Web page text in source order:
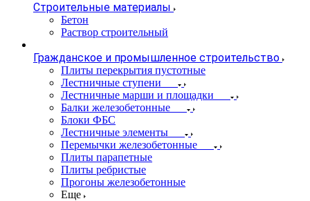
Строительные материалы
Бетон
Раствор строительный
Гражданское и промышленное строительство
Плиты перекрытия пустотные
Лестничные ступени
Лестничные марши и площадки
Балки железобетонные
Блоки ФБС
Лестничные элементы
Перемычки железобетонные
Плиты парапетные
Плиты ребристые
Прогоны железобетонные
Еще